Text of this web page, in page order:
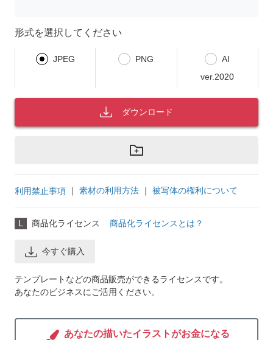
形式を選択してください
JPEG PNG
AI
ver.2020
ダウンロード
利用禁止事項 ｜ 素材の利用方法 ｜ 被写体の権利について
L 商品化ライセンス 商品化ライセンスとは？
今すぐ購入
テンプレートなどの商品販売ができるライセンスです。
あなたのビジネスにご活用ください。
あなたの描いたイラストがお金になる